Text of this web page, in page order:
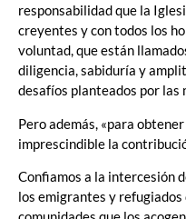
responsabilidad que la
creyentes y con todos los
voluntad, que están
diligencia, sabiduría y
desafíos planteados por las
Pero además, «para
imprescindible la
Confiamos a la intercesión
los emigrantes y refugiados